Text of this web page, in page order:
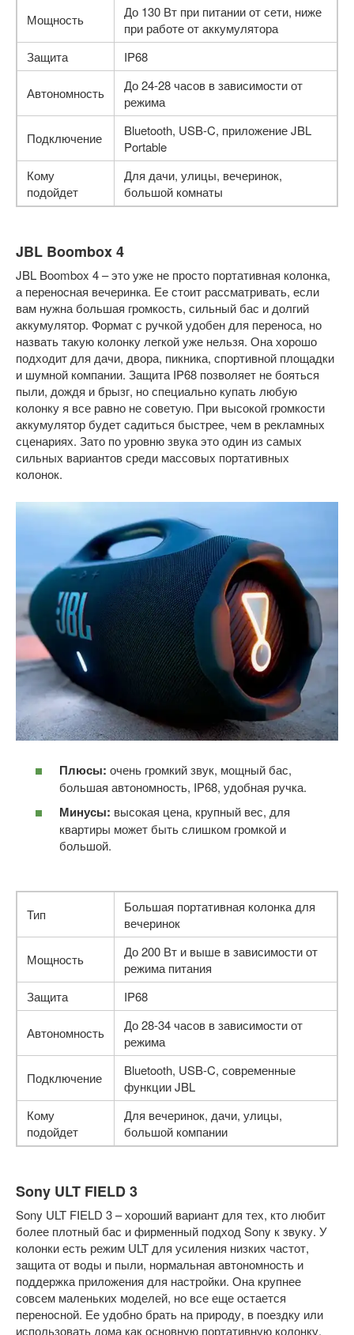
Мощность
До 130 Вт при питании от сети, ниже
при работе от аккумулятора
Защита
IP68
Автономность
До 24-28 часов в зависимости от
режима
Подключение
Bluetooth, USB-C, приложение JBL
Portable
Кому
подойдет
Для дачи, улицы, вечеринок,
большой комнаты
JBL Boombox 4
JBL Boombox 4 – это уже не просто портативная колонка,
а переносная вечеринка. Ее стоит рассматривать, если
вам нужна большая громкость, сильный бас и долгий
аккумулятор. Формат с ручкой удобен для переноса, но
назвать такую колонку легкой уже нельзя. Она хорошо
подходит для дачи, двора, пикника, спортивной площадки
и шумной компании. Защита IP68 позволяет не бояться
пыли, дождя и брызг, но специально купать любую
колонку я все равно не советую. При высокой громкости
аккумулятор будет садиться быстрее, чем в рекламных
сценариях. Зато по уровню звука это один из самых
сильных вариантов среди массовых портативных
колонок.
Плюсы: очень громкий звук, мощный бас,
большая автономность, IP68, удобная ручка.
Минусы: высокая цена, крупный вес, для
квартиры может быть слишком громкой и
большой.
Тип
Большая портативная колонка для
вечеринок
Мощность
До 200 Вт и выше в зависимости от
режима питания
Защита
IP68
Автономность
До 28-34 часов в зависимости от
режима
Подключение
Bluetooth, USB-C, современные
функции JBL
Кому
подойдет
Для вечеринок, дачи, улицы,
большой компании
Sony ULT FIELD 3
Sony ULT FIELD 3 – хороший вариант для тех, кто любит
более плотный бас и фирменный подход Sony к звуку. У
колонки есть режим ULT для усиления низких частот,
защита от воды и пыли, нормальная автономность и
поддержка приложения для настройки. Она крупнее
совсем маленьких моделей, но все еще остается
переносной. Ее удобно брать на природу, в поездку или
использовать дома как основную портативную колонку.